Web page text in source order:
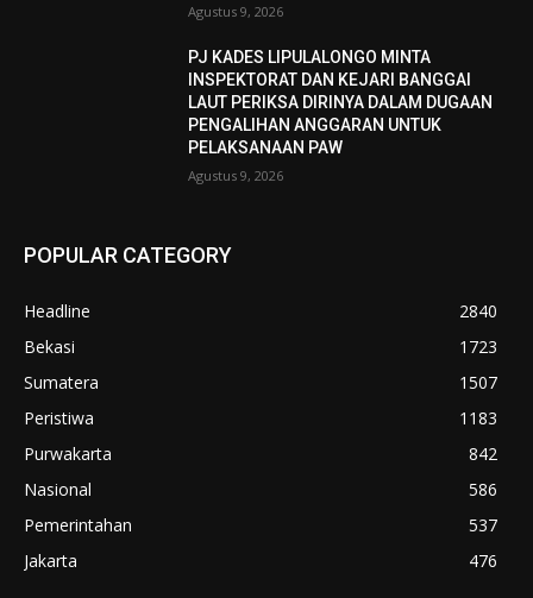
Agustus 9, 2026
PJ KADES LIPULALONGO MINTA
INSPEKTORAT DAN KEJARI BANGGAI
LAUT PERIKSA DIRINYA DALAM DUGAAN
PENGALIHAN ANGGARAN UNTUK
PELAKSANAAN PAW
Agustus 9, 2026
POPULAR CATEGORY
Headline
2840
Bekasi
1723
Sumatera
1507
Peristiwa
1183
Purwakarta
842
Nasional
586
Pemerintahan
537
Jakarta
476